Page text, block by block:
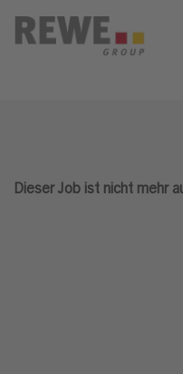
Dieser Job ist nicht mehr